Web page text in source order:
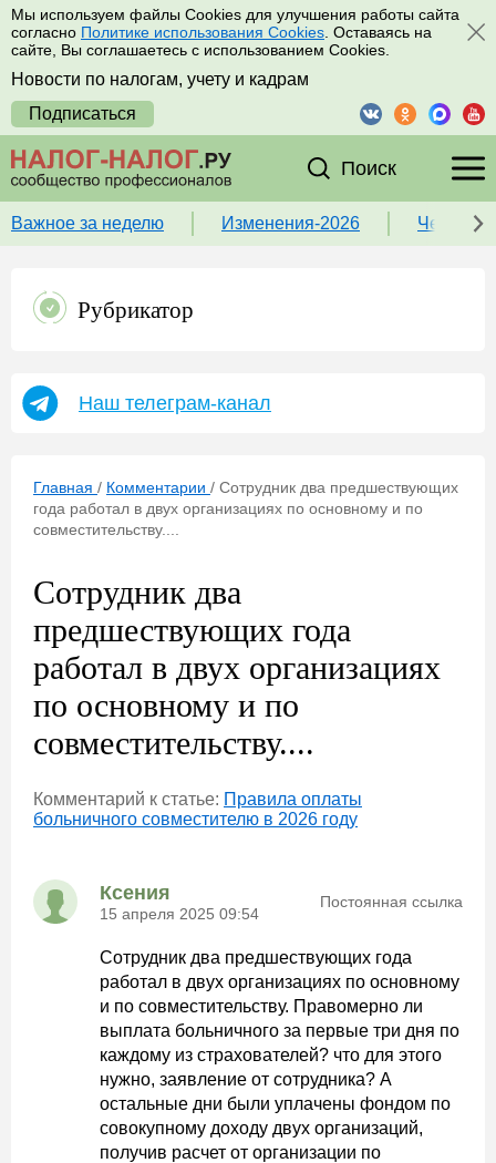
Мы используем файлы Cookies для улучшения работы сайта
согласно Политике использования Cookies . Оставаясь на
сайте, Вы соглашаетесь с использованием Cookies.
Новости по налогам, учету и кадрам
Подписаться
Поиск
Важное за неделю Изменения-2026 Чек-
Рубрикатор
Наш телеграм-канал
Главная / Комментарии / Сотрудник два предшествующих
года работал в двух организациях по основному и по
совместительству....
Сотрудник два
предшествующих года
работал в двух организациях
по основному и по
совместительству....
Комментарий к статье: Правила оплаты
больничного совместителю в 2026 году
Ксения
15 апреля 2025 09:54
Постоянная ссылка
Сотрудник два предшествующих года
работал в двух организациях по основному
и по совместительству. Правомерно ли
выплата больничного за первые три дня по
каждому из страхователей? что для этого
нужно, заявление от сотрудника? А
остальные дни были уплачены фондом по
совокупному доходу двух организаций,
получив расчет от организации по